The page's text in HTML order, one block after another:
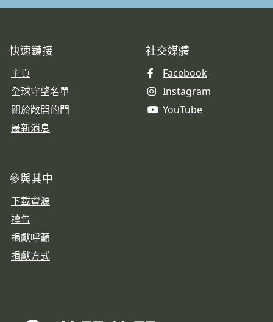
快速鏈接
主頁
全球守望名單
關於敞開的門
最新消息
社交媒體
Facebook
Instagram
YouTube
參與其中
下載資源
禱告
捐獻呼籲
捐獻方式